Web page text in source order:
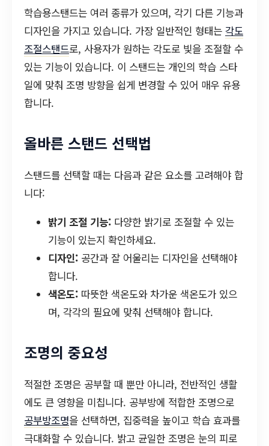
학습용스탠드는 여러 종류가 있으며, 각기 다른 기능과
디자인을 가지고 있습니다. 가장 일반적인 형태는 각도
조절스탠드로, 사용자가 원하는 각도로 빛을 조절할 수
있는 기능이 있습니다. 이 스탠드는 개인의 학습 스타
일에 맞춰 조명 방향을 쉽게 변경할 수 있어 매우 유용
합니다.
올바른 스탠드 선택법
스탠드를 선택할 때는 다음과 같은 요소를 고려해야 합
니다:
밝기 조절 기능: 다양한 밝기로 조절할 수 있는
기능이 있는지 확인하세요.
디자인: 공간과 잘 어울리는 디자인을 선택해야
합니다.
색온도: 따뜻한 색온도와 차가운 색온도가 있으
며, 각각의 필요에 맞춰 선택해야 합니다.
조명의 중요성
적절한 조명은 공부할 때 뿐만 아니라, 전반적인 생활
에도 큰 영향을 미칩니다. 공부방에 적합한 조명으로
공부방조명을 선택하면, 집중력을 높이고 학습 효과를
극대화할 수 있습니다. 밝고 균일한 조명은 눈의 피로